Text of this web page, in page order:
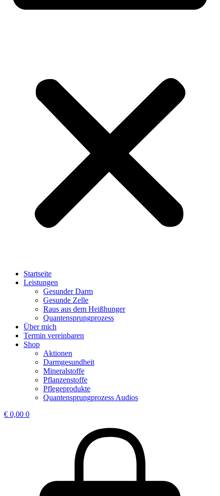
Startseite
Leistungen
Gesunder Darm
Gesunde Zelle
Raus aus dem Heißhunger
Quantensprungprozess
Über mich
Termin vereinbaren
Shop
Aktionen
Darmgesundheit
Mineralstoffe
Pflanzenstoffe
Pflegeprodukte
Quantensprungprozess Audios
€ 0,00 0